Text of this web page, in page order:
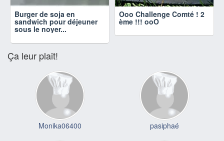
Burger de soja en
sandwich pour déjeuner
sous le noyer...
Ooo Challenge Comté ! 2
ème !!! ooO
Ça leur plait!
Monika06400 pasiphaé